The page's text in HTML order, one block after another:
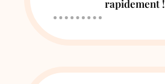
rapidement !